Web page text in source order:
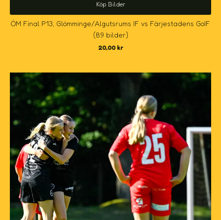
Köp Bilder
ÖM Final P13, Glömminge/Algutsrums IF vs Färjestadens GoIF
(89 bilder)
20,00 kr